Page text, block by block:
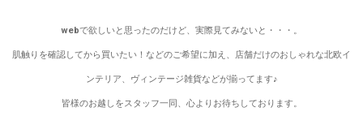
webで欲しいと思ったのだけど、実際見てみないと・・・。
肌触りを確認してから買いたい！などのご希望に加え、店舗だけのおしゃれな北欧イ
ンテリア、ヴィンテージ雑貨などが揃ってます♪
皆様のお越しをスタッフ一同、心よりお待ちしております。